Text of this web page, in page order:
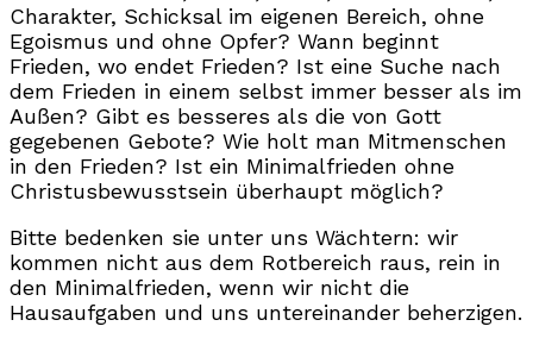
Charakter, Schicksal im eigenen Bereich, ohne
Egoismus und ohne Opfer? Wann beginnt
Frieden, wo endet Frieden? Ist eine Suche nach
dem Frieden in einem selbst immer besser als im
Außen? Gibt es besseres als die von Gott
gegebenen Gebote? Wie holt man Mitmenschen
in den Frieden? Ist ein Minimalfrieden ohne
Christusbewusstsein überhaupt möglich?
Bitte bedenken sie unter uns Wächtern: wir
kommen nicht aus dem Rotbereich raus, rein in
den Minimalfrieden, wenn wir nicht die
Hausaufgaben und uns untereinander beherzigen.